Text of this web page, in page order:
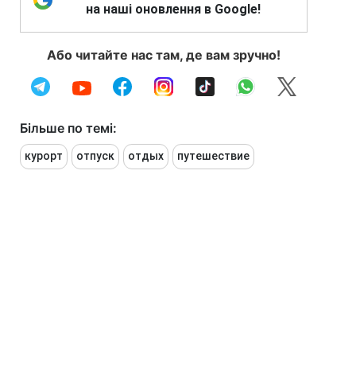
на наші оновлення в Google!
Або читайте нас там, де вам зручно!
Більше по темі:
курорт отпуск отдых путешествие